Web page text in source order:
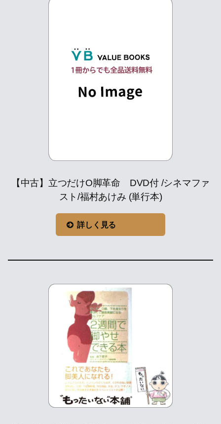
【中古】立つだけO脚革命 DVD付 /シネマファ
スト/福村あけみ (単行本)
詳しく見る